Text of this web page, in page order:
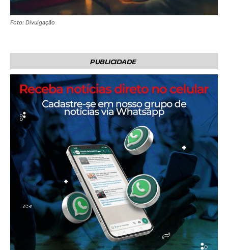
Foto: Divulgação
PUBLICIDADE